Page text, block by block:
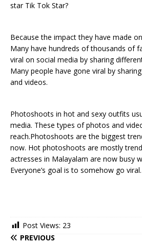
star Tik Tok Star?
Because the impact they have made
Many have hundreds of thousands of
viral on social media by sharing
Many people have gone viral by
and videos.
Photoshoots in hot and sexy outfits
media. These types of photos and
reach.Photoshoots are the biggest
now. Hot photoshoots are mostly
actresses in Malayalam are now busy
Everyone’s goal is to somehow go viral.
Post Views: 23
PREVIOUS